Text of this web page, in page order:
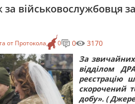
військовослужбовця
от Протокола 0 0 3170
За
відділом
скорочений
добу». (